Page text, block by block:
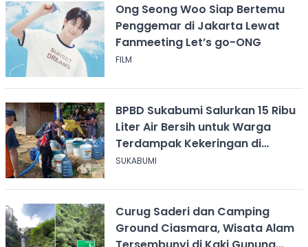
Ong Seong Woo Siap Bertemu
Penggemar di Jakarta Lewat
Fanmeeting Let’s go-ONG
FILM
BPBD Sukabumi Salurkan 15 Ribu
Liter Air Bersih untuk Warga
Terdampak Kekeringan di
Cicurug
SUKABUMI
Curug Saderi dan Camping
Ground Ciasmara, Wisata Alam